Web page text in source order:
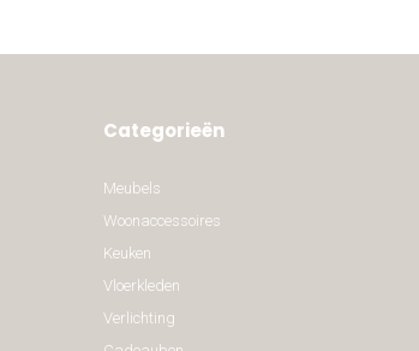
Categorieën
Meubels
Woonaccessoires
Keuken
Vloerkleden
Verlichting